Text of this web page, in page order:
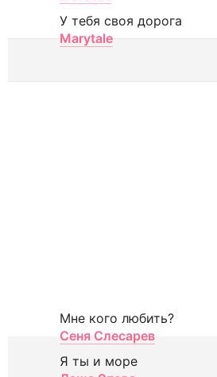
У тебя своя дорога
Marytale
Мне кого любить?
Сеня Слесарев
Я ты и море